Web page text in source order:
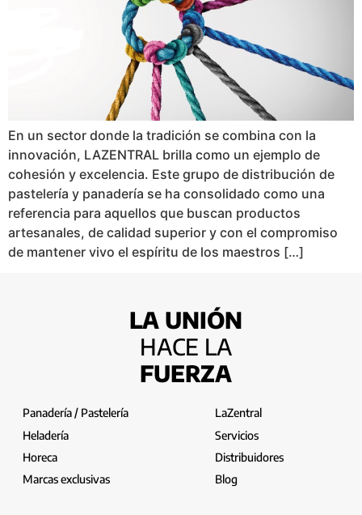
En un sector donde la tradición se combina con la
innovación, LAZENTRAL brilla como un ejemplo de
cohesión y excelencia. Este grupo de distribución de
pastelería y panadería se ha consolidado como una
referencia para aquellos que buscan productos
artesanales, de calidad superior y con el compromiso
de mantener vivo el espíritu de los maestros […]
LA UNIÓN
HACE LA
FUERZA
Panadería / Pastelería
Heladería
Horeca
Marcas exclusivas
LaZentral
Servicios
Distribuidores
Blog